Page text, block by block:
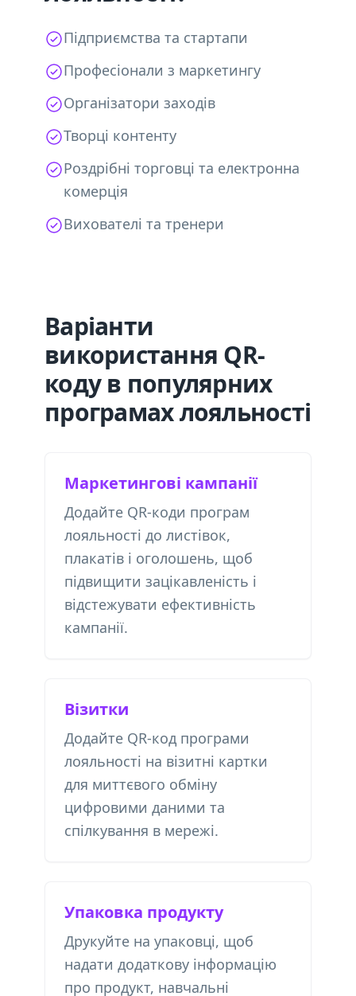
Підприємства та стартапи
Професіонали з маркетингу
Організатори заходів
Творці контенту
Роздрібні торговці та електронна
комерція
Вихователі та тренери
Варіанти
використання QR-
коду в популярних
програмах лояльності
Маркетингові кампанії
Додайте QR-коди програм
лояльності до листівок,
плакатів і оголошень, щоб
підвищити зацікавленість і
відстежувати ефективність
кампанії.
Візитки
Додайте QR-код програми
лояльності на візитні картки
для миттєвого обміну
цифровими даними та
спілкування в мережі.
Упаковка продукту
Друкуйте на упаковці, щоб
надати додаткову інформацію
про продукт, навчальні